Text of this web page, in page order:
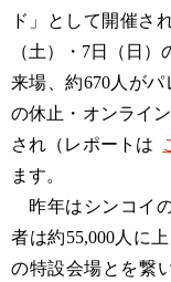
ド」として開催さ
（土）・7日（日
来場、約670人が
の休止・オンライ
され（レポートは
ます。
昨年はシンコイ
者は約55,000人に
の特設会場とを繋